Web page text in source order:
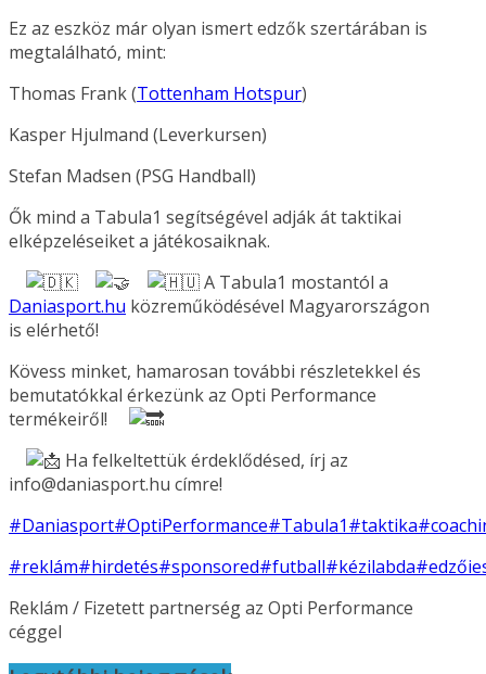
Ez az eszköz már olyan ismert edzők szertárában is
megtalálható, mint:
Thomas Frank (Tottenham Hotspur)
Kasper Hjulmand (Leverkursen)
Stefan Madsen (PSG Handball)
Ők mind a Tabula1 segítségével adják át taktikai
elképzeléseiket a játékosaiknak.
A Tabula1 mostantól a
Daniasport.hu közreműködésével Magyarországon
is elérhető!
Kövess minket, hamarosan további részletekkel és
bemutatókkal érkezünk az Opti Performance
termékeiről!
Ha felkeltettük érdeklődésed, írj az
info@daniasport.hu címre!
#Daniasport#OptiPerformance#Tabula1#taktika
#reklám#hirdetés#sponsored#futball#kézilabda
Reklám / Fizetett partnerség az Opti Performance
céggel